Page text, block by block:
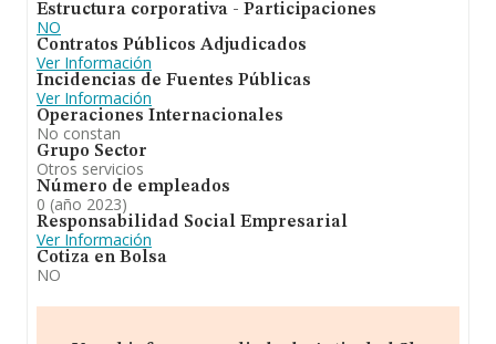
Estructura corporativa - Participaciones
NO
Contratos Públicos Adjudicados
Ver Información
Incidencias de Fuentes Públicas
Ver Información
Operaciones Internacionales
No constan
Grupo Sector
Otros servicios
Número de empleados
0 (año 2023)
Responsabilidad Social Empresarial
Ver Información
Cotiza en Bolsa
NO